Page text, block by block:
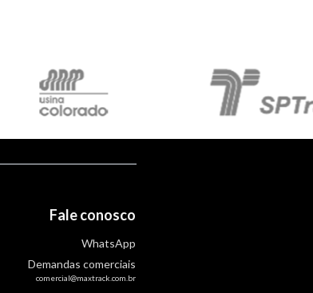
Fale conosco
WhatsApp
Demandas comerciais
comercial@maxtrack.com.br